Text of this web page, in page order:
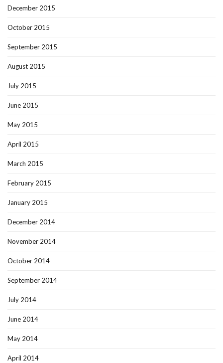
December 2015
October 2015
September 2015
August 2015
July 2015
June 2015
May 2015
April 2015
March 2015
February 2015
January 2015
December 2014
November 2014
October 2014
September 2014
July 2014
June 2014
May 2014
April 2014